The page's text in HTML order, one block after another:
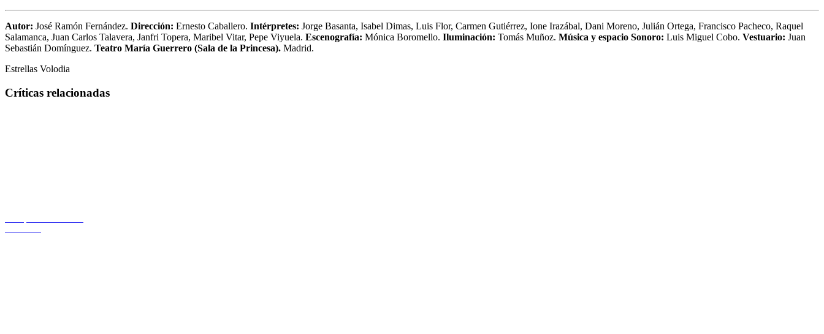
Autor: José Ramón Fernández. Dirección: Ernesto Caballero. Intérpretes: Jorge Basanta, Isabel Dimas, Luis Flor, Carmen Gutiérrez, Ione Irazábal, Dani Moreno, Julián Ortega, Francisco Pacheco, Raquel
Salamanca, Juan Carlos Talavera, Janfri Topera, Maribel Vitar, Pepe Viyuela. Escenografía: Mónica Boromello. Iluminación: Tomás Muñoz. Música y espacio Sonoro: Luis Miguel Cobo. Vestuario: Juan
Sebastián Domínguez. Teatro María Guerrero (Sala de la Princesa). Madrid.
Estrellas Volodia
Críticas relacionadas